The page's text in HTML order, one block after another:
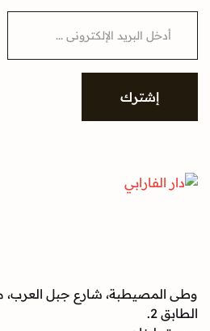
i
إشترك
وطى المصيطبة، شارع جبل
الطابق 2.